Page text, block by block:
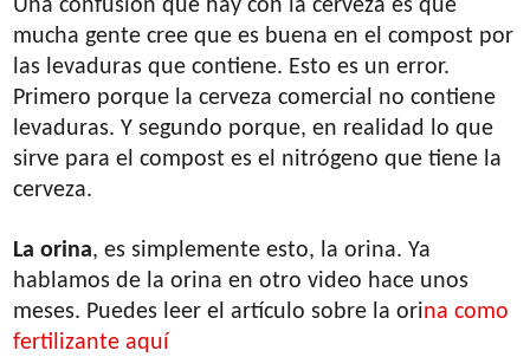
Una confusión que hay con la cerveza es que
mucha gente cree que es buena en el compost por
las levaduras que contiene. Esto es un error.
Primero porque la cerveza comercial no contiene
levaduras. Y segundo porque, en realidad lo que
sirve para el compost es el nitrógeno que tiene la
cerveza.
La orina, es simplemente esto, la orina. Ya
hablamos de la orina en otro video hace unos
meses. Puedes leer el artículo sobre la orina como
fertilizante aquí